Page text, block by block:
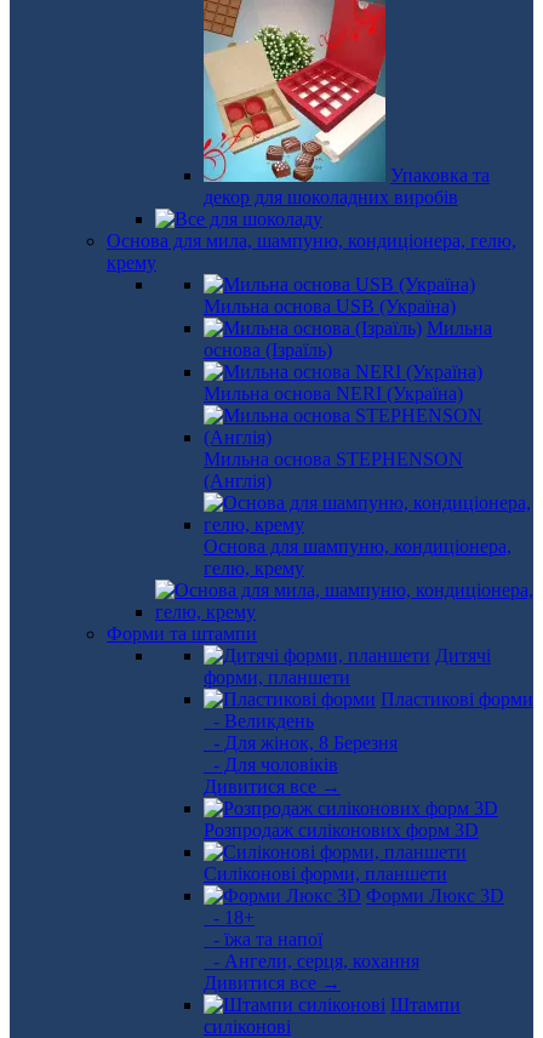
Упаковка та
декор для шоколадних виробів
Основа для мила, шампуню, кондиціонера, гелю,
крему
Мильна основа USB (Україна)
Мильна
основа (Ізраїль)
Мильна основа NERI (Україна)
Мильна основа STEPHENSON
(Англія)
Основа для шампуню, кондиціонера,
гелю, крему
Форми та штампи
Дитячі
форми, планшети
Пластикові форми
- Великдень
- Для жінок, 8 Березня
- Для чоловіків
Дивитися все →
Розпродаж силіконових форм 3D
Силіконові форми, планшети
Форми Люкс 3D
- 18+
- їжа та напої
- Ангели, серця, кохання
Дивитися все →
Штампи
силіконові